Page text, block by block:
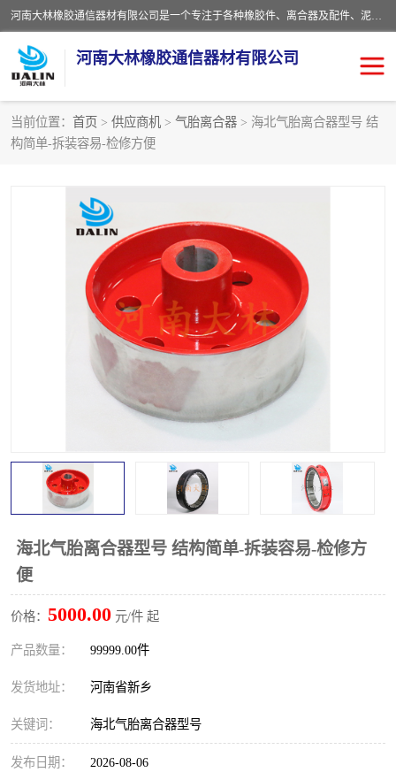
河南大林橡胶通信器材有限公司是一个专注于各种橡胶件、离合器及配件、泥浆泵及配件等产品设计制造和加工的企业。产品应用于矿山、冶金、石油、钢铁、化工、水泥、船舶、造纸、通用机械等各种大功率机械传动或制动装置。
河南大林橡胶通信器材有限公司
当前位置： 首页 > 供应商机 > 气胎离合器 > 海北气胎离合器型号 结
构简单-拆装容易-检修方便
海北气胎离合器型号 结构简单-拆装容易-检修方
便
价格： 5000.00 元/件 起
产品数量： 99999.00件
发货地址： 河南省新乡
关键词： 海北气胎离合器型号
发布日期： 2026-08-06
推盘离合器
VC离合器
PO隔膜离合器 气胎离合器
泥浆泵空气包胶囊 气动元件
DY隔膜式离合器 CB离合器
联轴器